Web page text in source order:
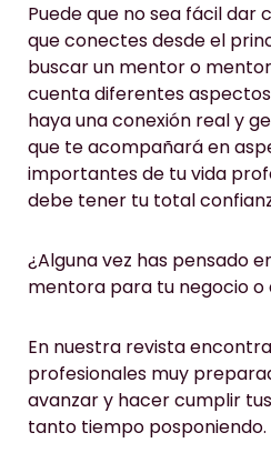
Puede que no sea fácil dar
que conectes desde el
buscar un mentor o
cuenta diferentes
haya una conexión real y
que te acompañará en
importantes de tu vida
debe tener tu total
¿Alguna vez has pensado
mentora para tu negocio
En nuestra revista
profesionales muy
avanzar y hacer cumplir
tanto tiempo posponiendo.